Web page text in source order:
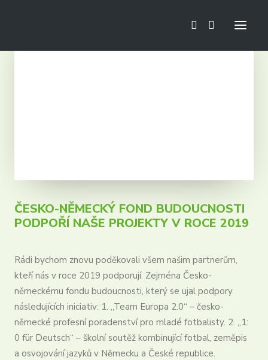
Partneři
Kontakt
Registrovat se
Login
Čeština
ČESKO-NĚMECKÝ FOND BUDOUCNOSTI
PODPOŘÍ NAŠE PROJEKTY V ROCE 2019
Rádi bychom znovu poděkovali všem našim partnerům,
kteří nás v roce 2019 podporují. Zejména Česko-
německému fondu budoucnosti, který se ujal podpory
následujících iniciativ: 1. „Team Europa 2.0“ – česko-
německé profesní poradenství pro mladé fotbalisty. 2. „1:
0 für Deutsch“ – školní soutěž kombinující fotbal, zeměpis
a osvojování jazyků v Německu a České republice.